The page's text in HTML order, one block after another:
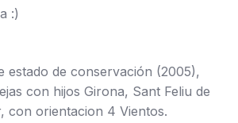
:)
estado de conservación (2005),
con hijos Girona, Sant Feliu de
con orientacion 4 Vientos.